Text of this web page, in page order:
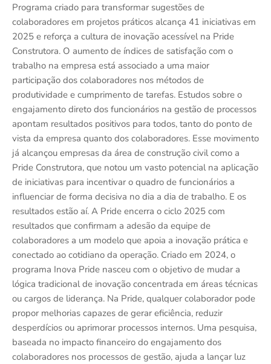
Programa criado para transformar sugestões de
colaboradores em projetos práticos alcança 41 iniciativas em
2025 e reforça a cultura de inovação acessível na Pride
Construtora. O aumento de índices de satisfação com o
trabalho na empresa está associado a uma maior
participação dos colaboradores nos métodos de
produtividade e cumprimento de tarefas. Estudos sobre o
engajamento direto dos funcionários na gestão de processos
apontam resultados positivos para todos, tanto do ponto de
vista da empresa quanto dos colaboradores. Esse movimento
já alcançou empresas da área de construção civil como a
Pride Construtora, que notou um vasto potencial na aplicação
de iniciativas para incentivar o quadro de funcionários a
influenciar de forma decisiva no dia a dia de trabalho. E os
resultados estão aí. A Pride encerra o ciclo 2025 com
resultados que confirmam a adesão da equipe de
colaboradores a um modelo que apoia a inovação prática e
conectado ao cotidiano da operação. Criado em 2024, o
programa Inova Pride nasceu com o objetivo de mudar a
lógica tradicional de inovação concentrada em áreas técnicas
ou cargos de liderança. Na Pride, qualquer colaborador pode
propor melhorias capazes de gerar eficiência, reduzir
desperdícios ou aprimorar processos internos. Uma pesquisa,
baseada no impacto financeiro do engajamento dos
colaboradores nos processos de gestão, ajuda a lançar luz